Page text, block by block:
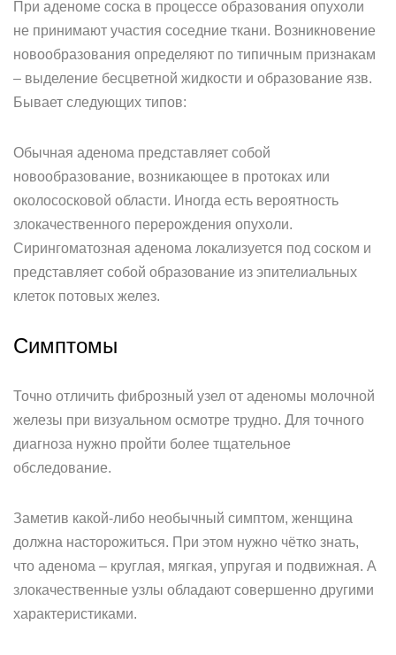
При аденоме соска в процессе образования опухоли
не принимают участия соседние ткани. Возникновение
новообразования определяют по типичным признакам
– выделение бесцветной жидкости и образование язв.
Бывает следующих типов:
Обычная аденома представляет собой
новообразование, возникающее в протоках или
околососковой области. Иногда есть вероятность
злокачественного перерождения опухоли.
Сирингоматозная аденома локализуется под соском и
представляет собой образование из эпителиальных
клеток потовых желез.
Симптомы
Точно отличить фиброзный узел от аденомы молочной
железы при визуальном осмотре трудно. Для точного
диагноза нужно пройти более тщательное
обследование.
Заметив какой-либо необычный симптом, женщина
должна насторожиться. При этом нужно чётко знать,
что аденома – круглая, мягкая, упругая и подвижная. А
злокачественные узлы обладают совершенно другими
характеристиками.